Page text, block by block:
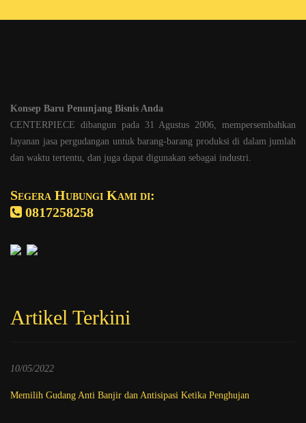
Konsep Baru Penunjang Bisnis Anda
CENTERPIECE dibangun pada 31 Agustus 2006, mempersembahkan
layanan jasa pergudangan untuk barang-barang produksi di dalam jumlah
dan waktu tertentu, dan juga dapat digunakan sebagai industri.
Segera Hubungi Kami di:
0817258258
Artikel Terkini
10/05/2022
Memilih Gudang Anti Banjir dan Antisipasi Ketika Penghujan